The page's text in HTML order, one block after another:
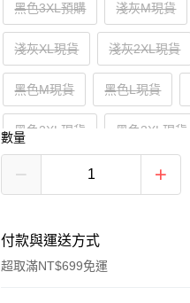
黑色3XL預購 淺灰M現貨
淺灰XL現貨 淺灰2XL現貨
黑色M現貨 黑色L現貨
黑色2XL現貨 黑色3XL現貨
數量
付款與運送方式
超取滿NT$699免運